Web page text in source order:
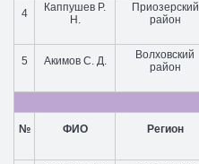
4
Каппушев Р.
Н.
Приозерский
район
5 Акимов С. Д.
Волховский
район
№ ФИО Регион